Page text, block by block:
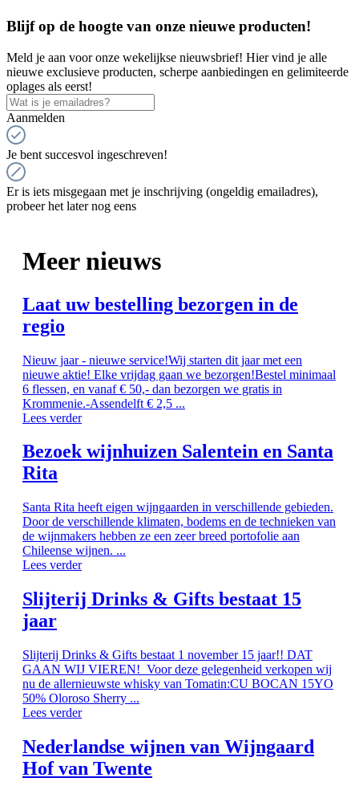
Blijf op de hoogte van onze nieuwe producten!
Meld je aan voor onze wekelijkse nieuwsbrief! Hier vind je alle
nieuwe exclusieve producten, scherpe aanbiedingen en gelimiteerde
oplages als eerst!
Aanmelden
Je bent succesvol ingeschreven!
Er is iets misgegaan met je inschrijving (ongeldig emailadres),
probeer het later nog eens
Meer nieuws
Laat uw bestelling bezorgen in de
regio
Nieuw jaar - nieuwe service!Wij starten dit jaar met een
nieuwe aktie! Elke vrijdag gaan we bezorgen!Bestel minimaal
6 flessen, en vanaf € 50,- dan bezorgen we gratis in
Krommenie.-Assendelft € 2,5 ...
Lees verder
Bezoek wijnhuizen Salentein en Santa
Rita
Santa Rita heeft eigen wijngaarden in verschillende gebieden.
Door de verschillende klimaten, bodems en de technieken van
de wijnmakers hebben ze een zeer breed portofolie aan
Chileense wijnen. ...
Lees verder
Slijterij Drinks & Gifts bestaat 15
jaar
Slijterij Drinks & Gifts bestaat 1 november 15 jaar!! DAT
GAAN WIJ VIEREN! Voor deze gelegenheid verkopen wij
nu de allernieuwste whisky van Tomatin:CU BOCAN 15YO
50% Oloroso Sherry ...
Lees verder
Nederlandse wijnen van Wijngaard
Hof van Twente